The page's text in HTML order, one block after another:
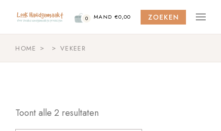
content
0 MAND €0,00 ZOEKEN
HOME VEKEER
Toont alle 2 resultaten